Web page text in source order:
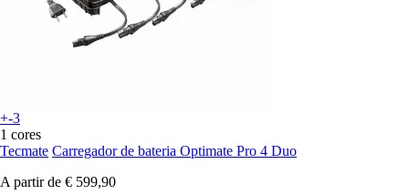
+-3
1 cores
Tecmate Carregador de bateria Optimate Pro 4 Duo
A partir de € 599,90